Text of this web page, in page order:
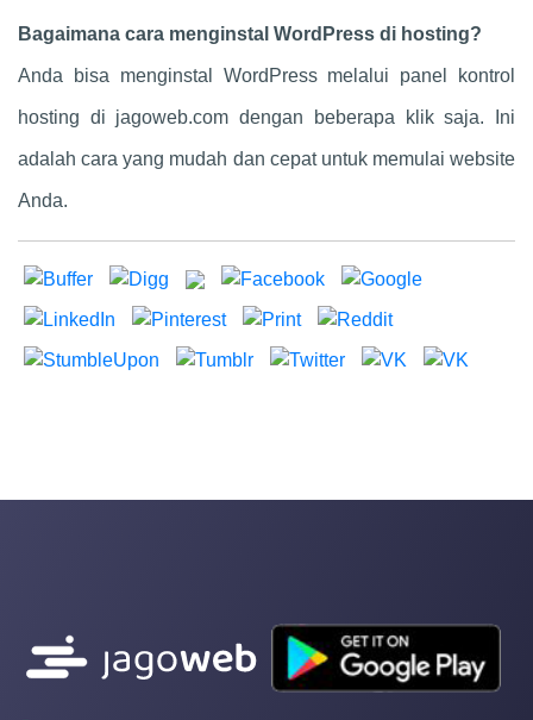
Bagaimana cara menginstal WordPress di hosting?
Anda bisa menginstal WordPress melalui panel kontrol
hosting di jagoweb.com dengan beberapa klik saja. Ini
adalah cara yang mudah dan cepat untuk memulai website
Anda.